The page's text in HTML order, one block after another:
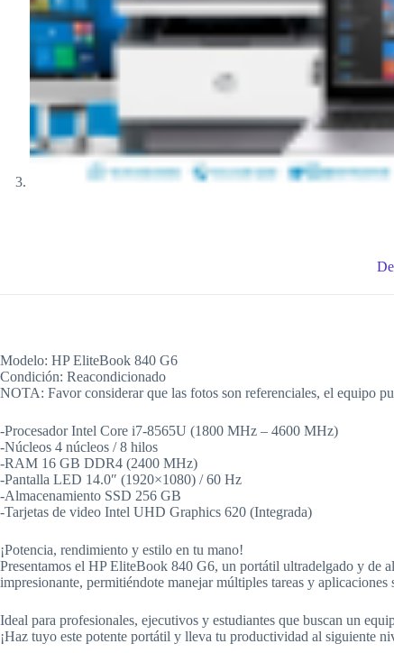
Modelo: HP EliteBook 840 G6
Condición: Reacondicionado
NOTA: Favor considerar que las fotos son referenciales, el equipo
-Procesador Intel Core i7-8565U (1800 MHz – 4600 MHz)
-Núcleos 4 núcleos / 8 hilos
-RAM 16 GB DDR4 (2400 MHz)
-Pantalla LED 14.0″ (1920×1080) / 60 Hz
-Almacenamiento SSD 256 GB
-Tarjetas de video Intel UHD Graphics 620 (Integrada)
¡Potencia, rendimiento y estilo en tu mano!
Presentamos el HP EliteBook 840 G6, un portátil ultradelgado y de
impresionante, permitiéndote manejar múltiples tareas y aplicaciones
Ideal para profesionales, ejecutivos y estudiantes que buscan un
¡Haz tuyo este potente portátil y lleva tu productividad al siguiente